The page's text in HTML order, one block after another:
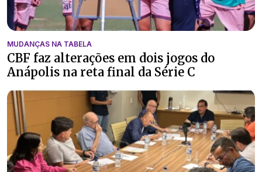
MUDANÇAS NA TABELA
CBF faz alterações em dois jogos do
Anápolis na reta final da Série C